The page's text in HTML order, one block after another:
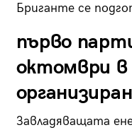
Бриганте се
първо
октомври в
Завладяващата